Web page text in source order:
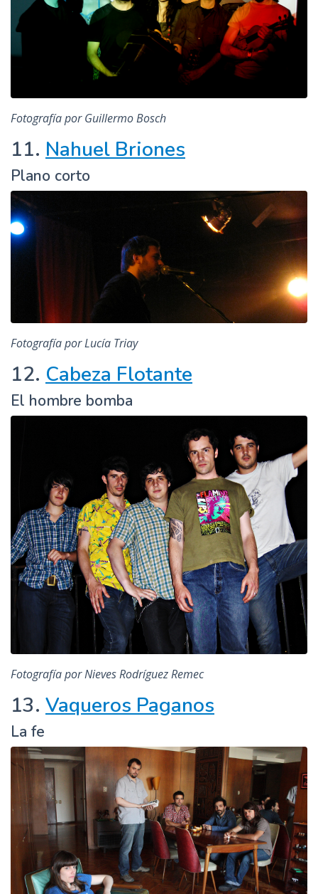
Fotografía por Guillermo Bosch
11. Nahuel Briones
Plano corto
Fotografía por Lucía Triay
12. Cabeza Flotante
El hombre bomba
Fotografía por Nieves Rodríguez Remec
13. Vaqueros Paganos
La fe